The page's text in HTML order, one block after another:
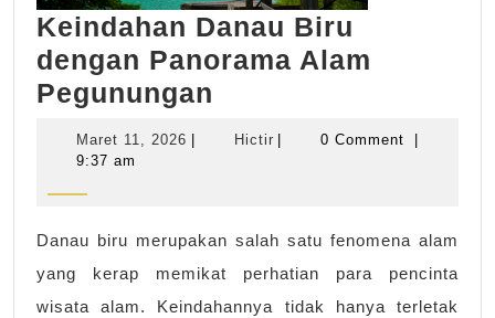
Keindahan Danau Biru
dengan Panorama Alam
Pegunungan
Pegunungan
Maret 11, 2026 Maret
HictirHictir 0 Comment
9:37 am
Danau biru merupakan salah satu fenomena alam
yang kerap memikat perhatian para pencinta
wisata alam. Keindahannya tidak hanya terletak